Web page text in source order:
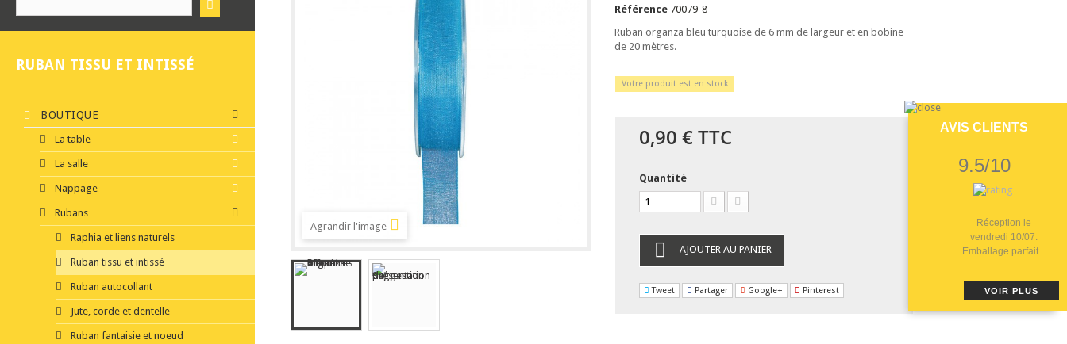
RUBAN TISSU ET INTISSÉ
BOUTIQUE
La table
La salle
Nappage
Rubans
Raphia et liens naturels
Ruban tissu et intissé
Ruban autocollant
Jute, corde et dentelle
Ruban fantaisie et noeud
Agrandir l'image
Référence 70079-8
Ruban organza bleu turquoise de 6 mm de largeur et en bobine
de 20 mètres.
Votre produit est en stock
0,90 €TTC
Quantité
AJOUTER AU PANIER
Tweet Partager Google+ Pinterest
AVIS CLIENTS
9.5/10
Réception le
vendredi 10/07.
Emballage parfait...
VOIR PLUS